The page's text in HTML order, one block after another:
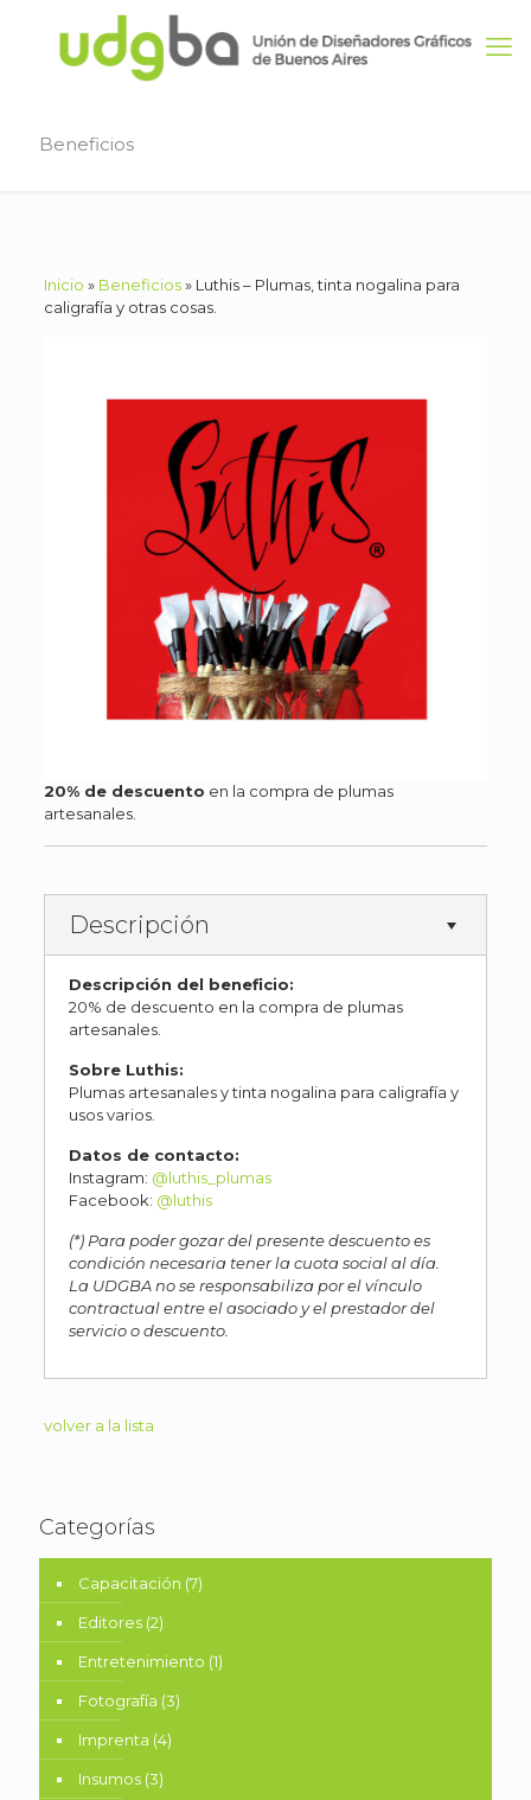
Beneficios
Inicio » Beneficios» Luthis – Plumas, tinta nogalina para
caligrafía y otras cosas.
20% de descuento en la compra de plumas
artesanales.
Descripción
Descripción del beneficio:
20% de descuento en la compra de plumas
artesanales.
Sobre Luthis:
Plumas artesanales y tinta nogalina para caligrafía y
usos varios.
Datos de contacto:
Instagram: @luthis_plumas
Facebook: @luthis
(*) Para poder gozar del presente descuento es
condición necesaria tener la cuota social al día.
La UDGBA no se responsabiliza por el vínculo
contractual entre el asociado y el prestador del
servicio o descuento.
volver a la lista
Categorías
Capacitación (7)
Editores (2)
Entretenimiento (1)
Fotografía (3)
Imprenta (4)
Insumos (3)